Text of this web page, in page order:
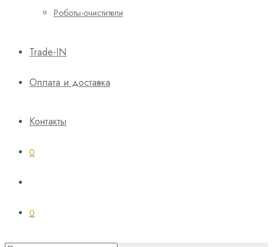
Роботы-очистители
Trade-IN
Оплата и доставка
Контакты
0
0